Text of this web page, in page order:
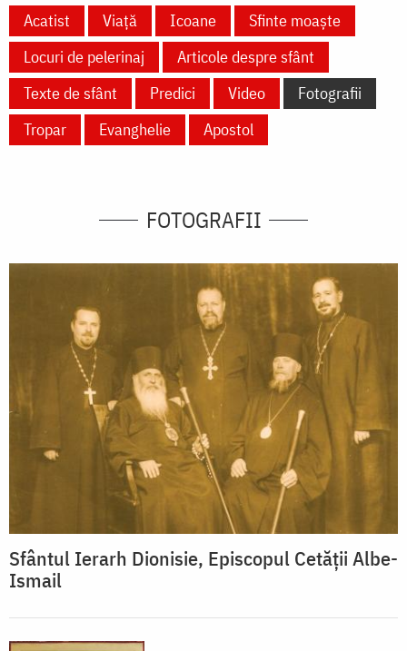
Acatist Viață Icoane
Sfinte moaște
Locuri de pelerinaj
Articole despre sfânt
Texte de sfânt
Predici Video
Fotografii
Tropar
Evanghelie Apostol
FOTOGRAFII
Sfântul Ierarh Dionisie, Episcopul Cetății Albe-
Ismail